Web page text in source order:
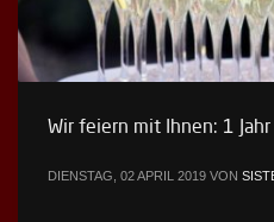
Wir feiern mit Ihnen: 1 Jahr
DIENSTAG, 02 APRIL 2019 VON